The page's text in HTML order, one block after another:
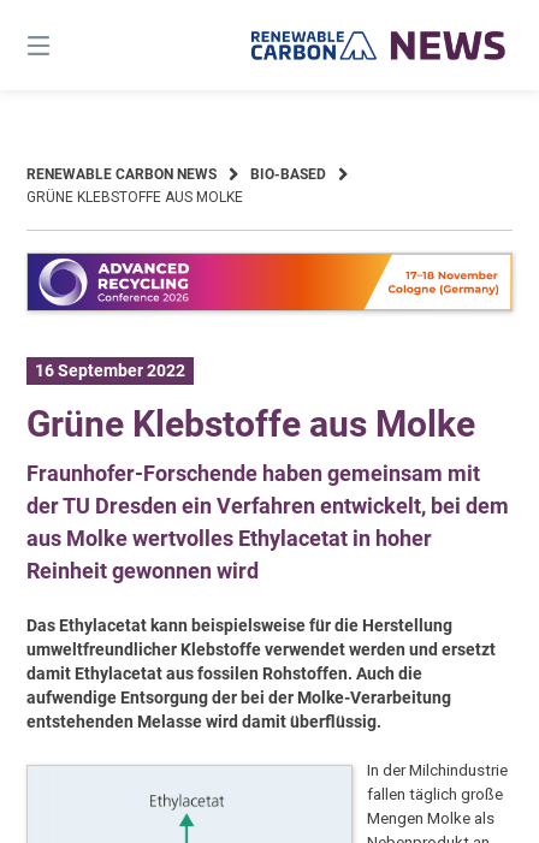
content
RENEWABLE CARBON NEWS
BIO-BASED
GRÜNE KLEBSTOFFE AUS MOLKE
16 September 2022
Grüne Klebstoffe aus Molke
Fraunhofer-Forschende haben gemeinsam mit
der TU Dresden ein Verfahren entwickelt, bei dem
aus Molke wertvolles Ethylacetat in hoher
Reinheit gewonnen wird
Das Ethylacetat kann beispielsweise für die Herstellung
umweltfreundlicher Klebstoffe verwendet werden und ersetzt
damit Ethylacetat aus fossilen Rohstoffen. Auch die
aufwendige Entsorgung der bei der Molke-Verarbeitung
entstehenden Melasse wird damit überflüssig.
In der Milchindustrie
fallen täglich große
Mengen Molke als